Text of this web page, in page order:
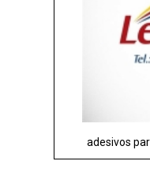
adesivos